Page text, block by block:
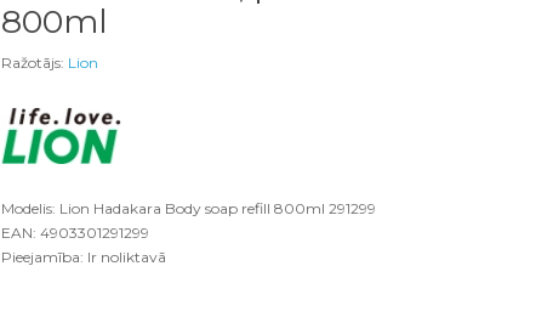
800ml
Ražotājs: Lion
Modelis: Lion Hadakara Body soap refill 800ml 291299
EAN: 4903301291299
Pieejamība: Ir noliktavā